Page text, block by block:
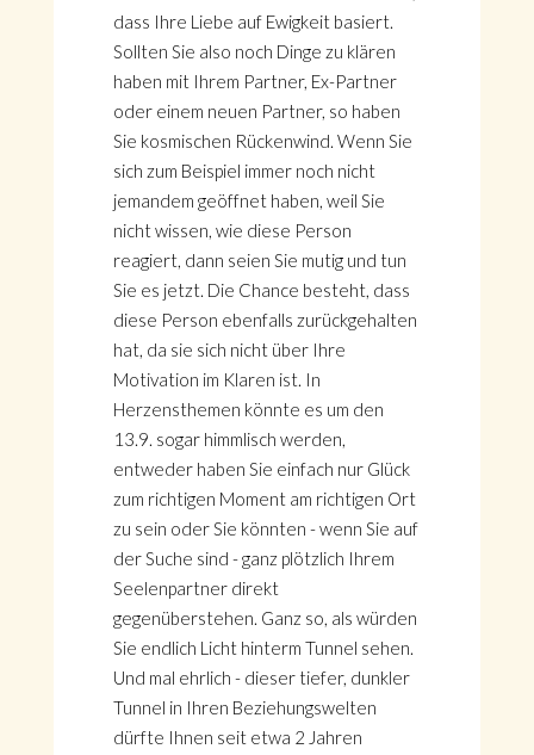
dass Ihre Liebe auf Ewigkeit basiert.
Sollten Sie also noch Dinge zu klären
haben mit Ihrem Partner, Ex-Partner
oder einem neuen Partner, so haben
Sie kosmischen Rückenwind. Wenn Sie
sich zum Beispiel immer noch nicht
jemandem geöffnet haben, weil Sie
nicht wissen, wie diese Person
reagiert, dann seien Sie mutig und tun
Sie es jetzt. Die Chance besteht, dass
diese Person ebenfalls zurückgehalten
hat, da sie sich nicht über Ihre
Motivation im Klaren ist. In
Herzensthemen könnte es um den
13.9. sogar himmlisch werden,
entweder haben Sie einfach nur Glück
zum richtigen Moment am richtigen Ort
zu sein oder Sie könnten - wenn Sie auf
der Suche sind - ganz plötzlich Ihrem
Seelenpartner direkt
gegenüberstehen. Ganz so, als würden
Sie endlich Licht hinterm Tunnel sehen.
Und mal ehrlich - dieser tiefer, dunkler
Tunnel in Ihren Beziehungswelten
dürfte Ihnen seit etwa 2 Jahren